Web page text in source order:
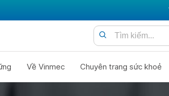
Về Vinmec Chuyên trang sức khoẻ